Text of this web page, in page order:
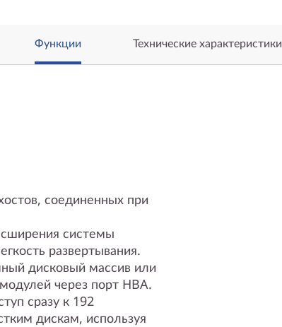
Функции Технические характеристики
соединенных при
системы
развертывания.
дисковый массив или
через порт HBA.
сразу к 192
дискам, используя